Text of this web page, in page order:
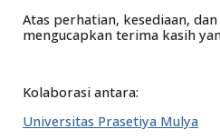
Atas perhatian, kesediaan,
mengucapkan terima kasih
Kolaborasi antara:
Universitas Prasetiya Mulya